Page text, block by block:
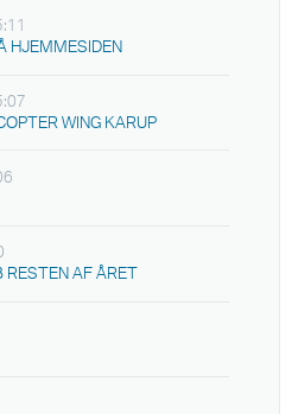
HJEMMESIDEN
WING KARUP
RESTEN AF ÅRET